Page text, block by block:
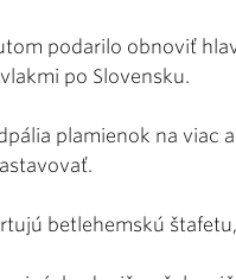
podarilo obnoviť
po Slovensku.
plamienok na viac
betlehemskú